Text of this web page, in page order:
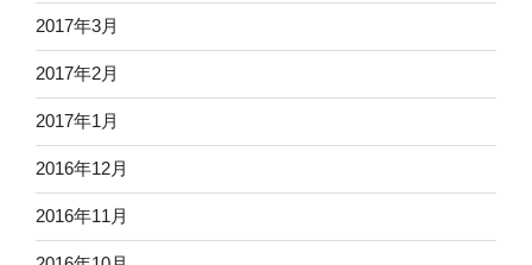
2017年3月
2017年2月
2017年1月
2016年12月
2016年11月